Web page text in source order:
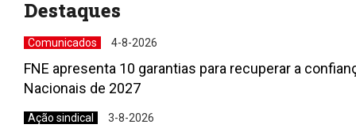
Destaques
Comunicados 4-8-2026
FNE apresenta 10 garantias para recuperar a
Nacionais de 2027
Ação sindical 3-8-2026